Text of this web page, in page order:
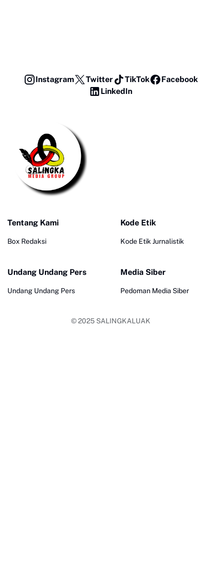
Instagram Twitter TikTok
Facebook
LinkedIn
Tentang Kami
Box Redaksi
Kode Etik
Kode Etik Jurnalistik
Undang Undang Pers
Undang Undang Pers
Media Siber
Pedoman Media Siber
© 2025 SALINGKALUAK